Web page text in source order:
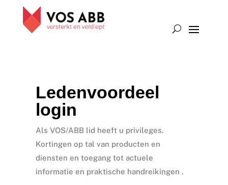
Ledenvoordeel
login
Als VOS/ABB lid heeft u privileges.
Kortingen op tal van producten en
diensten en toegang tot actuele
informatie en praktische handreikingen .